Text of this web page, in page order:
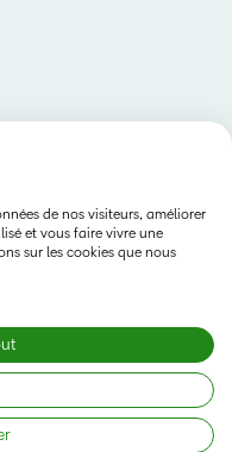
Tous droits
de nos visiteurs, améliorer
et vous faire vivre une
sur les cookies que nous